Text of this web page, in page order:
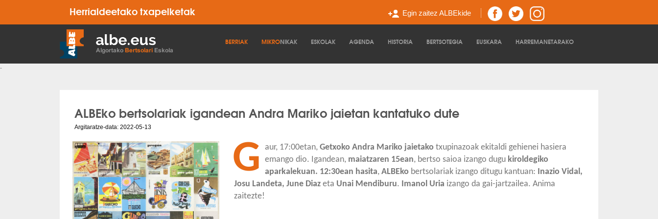
BERRIAK MIKRONIKAK ESKOLAK AGENDA HISTORIA BERTSOTEGIA EUSKARA HARREMANETARAKO
Herrialdeetako txapelketak Egin zaitez ALBEkide
-
ALBEko bertsolariak igandean Andra Mariko jaietan kantatuko dute
Argitaratze-data: 2022-05-13
G aur, 17:00etan, Getxoko Andra Mariko jaietako txupinazoak ekitaldi gehienei hasiera
emango dio. Igandean, maiatzaren 15ean, bertso saioa izango dugu kiroldegiko
aparkalekuan. 12:30ean hasita, ALBEko bertsolariak izango ditugu kantuan: Inazio Vidal,
Josu Landeta, June Diaz eta Unai Mendiburu. Imanol Uria izango da gai-jartzailea. Anima
zaitezte!